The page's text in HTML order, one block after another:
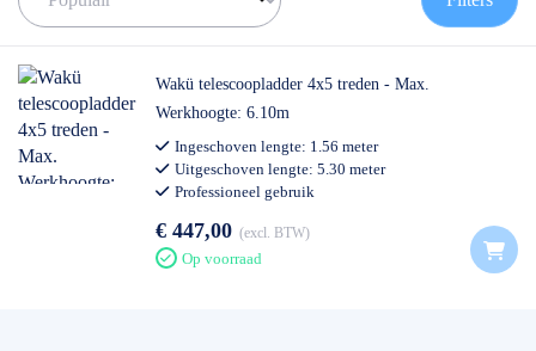
informatie over deze merken en een stukje advies voor de beste
Als het om ladders gaat is de keuze echt enorm. Het is erg
belangrijk om goed na te denken wat voor ladder bij u past en
waar u hem voor gaat gebruiken. Transporteert u de ladder veel?
Dan is een kleine en lichte ladder misschien het beste. Heeft u
veel gevarieerde klussen? Dan is een driedubbele ladder
Mocht u er echt niet uitkomen, dan staan wij altijd voor u klaar. U
kunt ons bereiken op het nummer: 0511-402564. Een mail sturen
Wakü telescoopladder 4x5 treden - Max.
Werkhoogte: 6.10m
Ingeschoven lengte: 1.56 meter
Uitgeschoven lengte: 5.30 meter
Professioneel gebruik
€ 447,00 excl. BTW
Op voorraad